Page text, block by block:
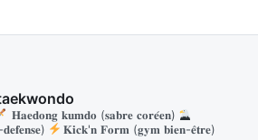
𝐇𝐚𝐞𝐝𝐨𝐧𝐠 𝐤𝐮𝐦𝐝𝐨 (𝐬𝐚𝐛𝐫𝐞 𝐜𝐨𝐫𝐞́𝐞𝐧)
𝐊𝐢𝐜𝐤'𝐧 𝐅𝐨𝐫𝐦 (𝐠𝐲𝐦 𝐛𝐢𝐞𝐧-𝐞̂𝐭𝐫𝐞)